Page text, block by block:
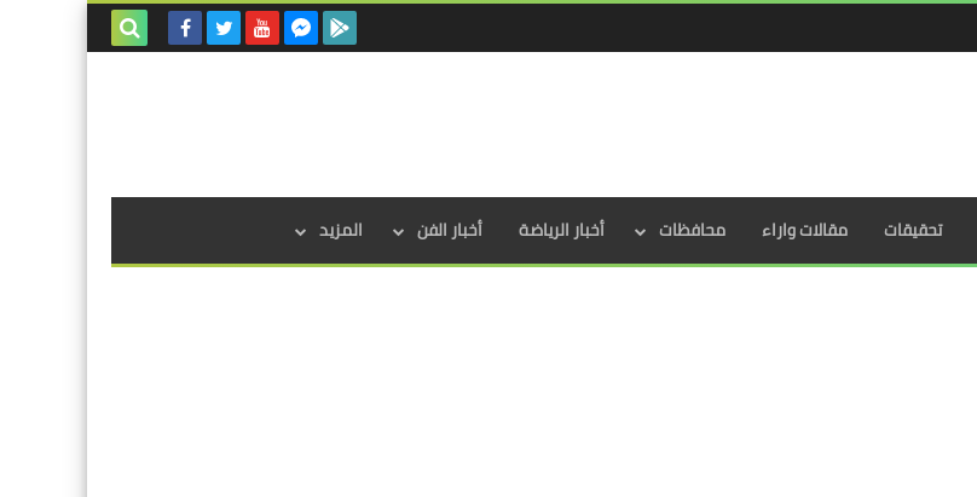
تحقيقات مقالات واراء محافظات أخبار الرياضة أخبار الفن المزيد